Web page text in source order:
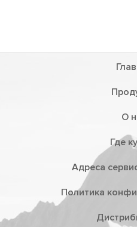
О
Где
Адреса
Политика